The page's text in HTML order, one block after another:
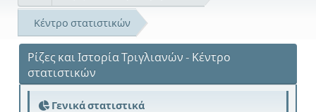
Κέντρο στατιστικών
Ρίζες και Ιστορία Τριγλιανών - Κέντρο
στατιστικών
Γενικά στατιστικά